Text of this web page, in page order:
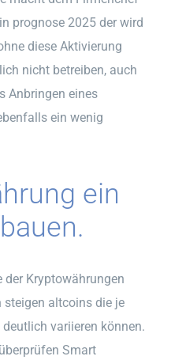
prognose 2025 der wird
diese Aktivierung
nicht betreiben, auch
Anbringen eines
ein wenig
ein
der Kryptowährungen
steigen altcoins die je
variieren können.
Smart